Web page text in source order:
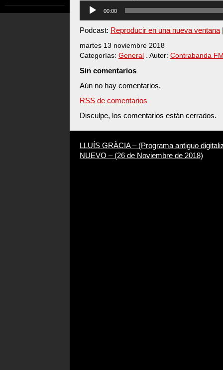
Reproductor
audio
00:00
Podcast: Reproducir en una nueva ventana
martes 13 noviembre 2018
Categorías: General . Autor: Contrabanda
Sin comentarios
Aún no hay comentarios.
RSS de comentarios
Disculpe, los comentarios están cerrados.
LLUÍS GRÀCIA – (Programa antiguo
NUEVO – (26 de Noviembre de 2018)